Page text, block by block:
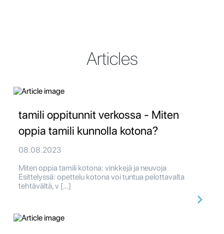
Articles
tamili oppitunnit verkossa - Miten
oppia tamili kunnolla kotona?
08.08.2023
Miten oppia tamili kotona: vinkkejä ja neuvoja
Esittelyssä: opettelu kotona voi tuntua pelottavalta
tehtävältä, v […]